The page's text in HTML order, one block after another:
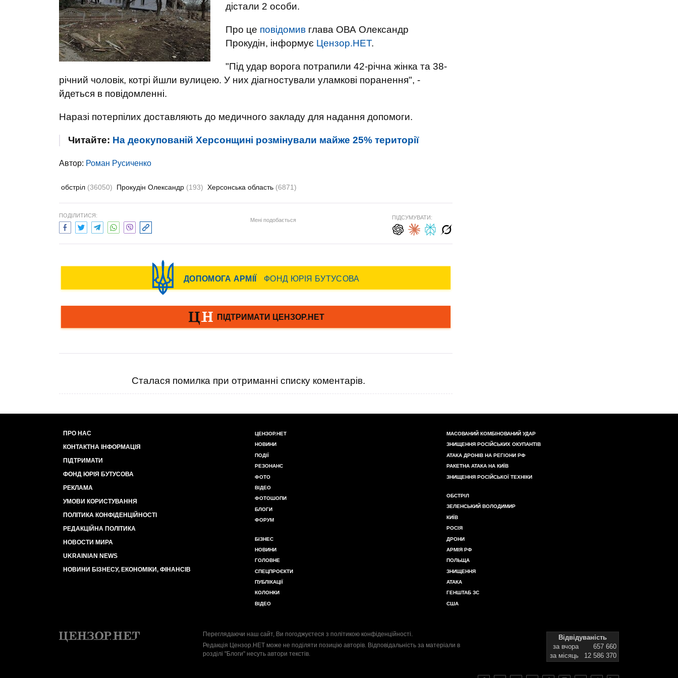
дістали 2 особи.
Про це повідомив глава ОВА Олександр
Прокудін, інформує Цензор.НЕТ.
"Під удар ворога потрапили 42-річна жінка та 38-
річний чоловік, котрі йшли вулицею. У них діагностували уламкові поранення", -
йдеться в повідомленні.
Наразі потерпілих доставляють до медичного закладу для надання допомоги.
Читайте: На деокупованій Херсонщині розмінували майже 25% території
Автор: Роман Русиченко
обстріл (36050) Прокудін Олександр (193) Херсонська область (6871)
ПОДІЛИТИСЯ:
Мені подобається ПІДСУМУВАТИ:
Сталася помилка при отриманні списку коментарів.
ПРО НАС
КОНТАКТНА ІНФОРМАЦІЯ
ПІДТРИМАТИ
ФОНД ЮРІЯ БУТУСОВА
РЕКЛАМА
УМОВИ КОРИСТУВАННЯ
ПОЛІТИКА КОНФІДЕНЦІЙНОСТІ
РЕДАКЦІЙНА ПОЛІТИКА
НОВОСТИ МИРА
UKRAINIAN NEWS
НОВИНИ БІЗНЕСУ, ЕКОНОМІКИ, ФІНАНСІВ
ЦЕНЗОР.НЕТ
НОВИНИ
ПОДІЇ
РЕЗОНАНС
ФОТО
ВІДЕО
ФОТОШОПИ
БЛОГИ
ФОРУМ
БІЗНЕС
НОВИНИ
ГОЛОВНЕ
СПЕЦПРОЄКТИ
ПУБЛІКАЦІЇ
КОЛОНКИ
ВІДЕО
МАСОВАНИЙ КОМБІНОВАНИЙ УДАР
ЗНИЩЕННЯ РОСІЙСЬКИХ ОКУПАНТІВ
АТАКА ДРОНІВ НА РЕГІОНИ РФ
РАКЕТНА АТАКА НА КИЇВ
ЗНИЩЕННЯ РОСІЙСЬКОЇ ТЕХНІКИ
ОБСТРІЛ
ЗЕЛЕНСЬКИЙ ВОЛОДИМИР
КИЇВ
РОСІЯ
ДРОНИ
АРМІЯ РФ
ПОЛЬЩА
ЗНИЩЕННЯ
АТАКА
ГЕНШТАБ ЗС
США
Переглядаючи наш сайт, Ви погоджуєтеся з політикою конфіденційності.
Редакція Цензор.НЕТ може не поділяти позицію авторів. Відповідальність за матеріали в
розділі "Блоги" несуть автори текстів.
Відвідуваність
за вчора
657 660
за місяць
12 586 370